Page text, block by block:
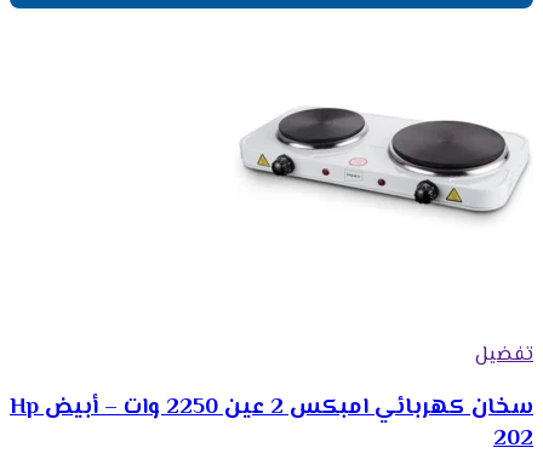
تفضيل
سخان كهربائي امبكس 2 عين 2250 وات – أبيض Hp
202